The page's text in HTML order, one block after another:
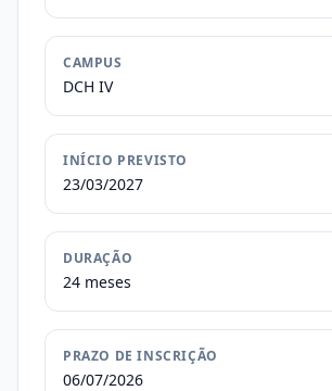
CAMPUS
DCH IV
INÍCIO PREVISTO
23/03/2027
DURAÇÃO
24 meses
PRAZO DE INSCRIÇÃO
06/07/2026